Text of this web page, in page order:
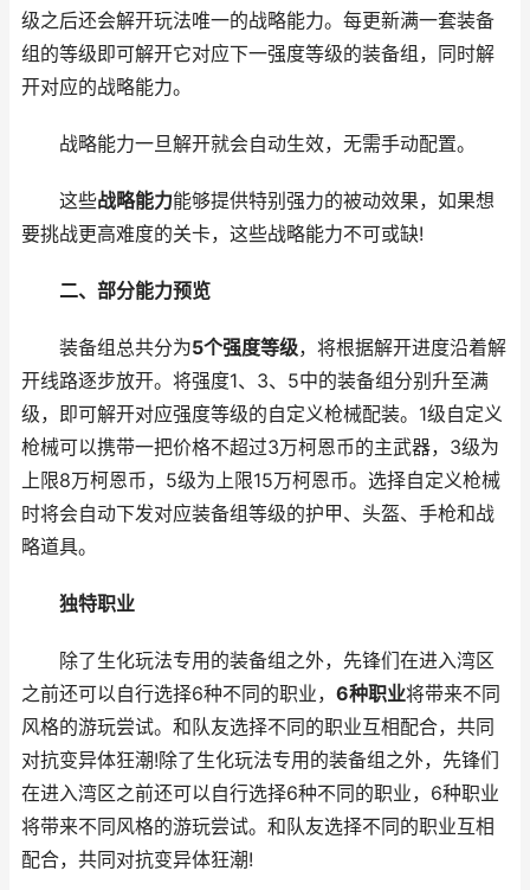
级之后还会解开玩法唯一的战略能力。每更新满一套装备
组的等级即可解开它对应下一强度等级的装备组，同时解
开对应的战略能力。
战略能力一旦解开就会自动生效，无需手动配置。
这些战略能力能够提供特别强力的被动效果，如果想
要挑战更高难度的关卡，这些战略能力不可或缺!
二、部分能力预览
装备组总共分为5个强度等级，将根据解开进度沿着解
开线路逐步放开。将强度1、3、5中的装备组分别升至满
级，即可解开对应强度等级的自定义枪械配装。1级自定义
枪械可以携带一把价格不超过3万柯恩币的主武器，3级为
上限8万柯恩币，5级为上限15万柯恩币。选择自定义枪械
时将会自动下发对应装备组等级的护甲、头盔、手枪和战
略道具。
独特职业
除了生化玩法专用的装备组之外，先锋们在进入湾区
之前还可以自行选择6种不同的职业， 6种职业将带来不同
风格的游玩尝试。和队友选择不同的职业互相配合，共同
对抗变异体狂潮!除了生化玩法专用的装备组之外，先锋们
在进入湾区之前还可以自行选择6种不同的职业，6种职业
将带来不同风格的游玩尝试。和队友选择不同的职业互相
配合，共同对抗变异体狂潮!